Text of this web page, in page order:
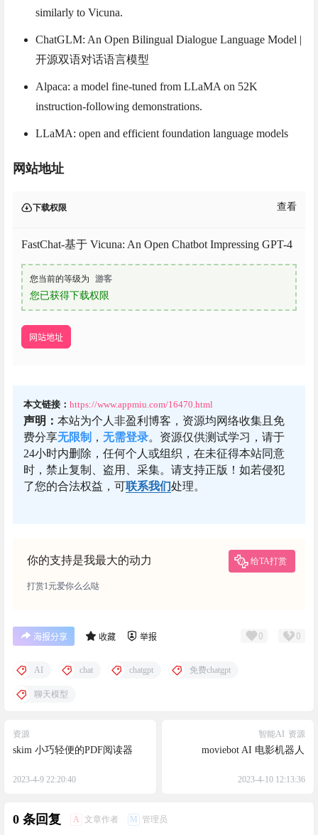
similarly to Vicuna.
ChatGLM: An Open Bilingual Dialogue Language Model |
开源双语对话语言模型
Alpaca: a model fine-tuned from LLaMA on 52K
instruction-following demonstrations.
LLaMA: open and efficient foundation language models
网站地址
下载权限 查看
FastChat-基于 Vicuna: An Open Chatbot Impressing GPT-4
您当前的等级为 游客
您已获得下载权限
网站地址
本文链接： https://www.appmiu.com/16470.html
声明： 本站为个人非盈利博客，资源均网络收集且免
费分享无限制 ， 无需登录。资源仅供测试学习，请于
24小时内删除，任何个人或组织，在未征得本站同意
时，禁止复制、盗用、采集。请支持正版！如若侵犯
了您的合法权益，可联系我们处理。
你的支持是我最大的动力 给TA打赏
打赏1元爱你么么哒
海报分享 收藏 举报 0 0
AI chat chatgpt 免费chatgpt
聊天模型
资源
skim 小巧轻便的PDF阅读器
2023-4-9 22:20:40
智能AI 资源
moviebot AI 电影机器人
2023-4-10 12:13:36
0 条回复 A 文章作者 M 管理员